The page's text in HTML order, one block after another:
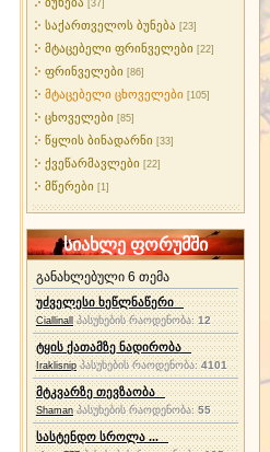
[37]
საქართველოს ბუნება [23]
მტაცებელი ფრინველები [22]
ფრინველები [86]
მტაცებელი ცხოველები [105]
ცხოველები [85]
წყლის ბინადარნი [33]
ქვეწარმავლები [22]
მწერები [1]
სიახლე ფორუმში
განახლებული 6 თემა
უძველესი ხეწლნაწერი
Ciallinall პასუხების რაოდენობა:12
ტყის ქათამზე ნადირობა
Iraklisnip პასუხების რაოდენობა: 4101
მტკვარზე თევზაობა
Shaman პასუხების რაოდენობა:55
სასტენდო სროლა ...